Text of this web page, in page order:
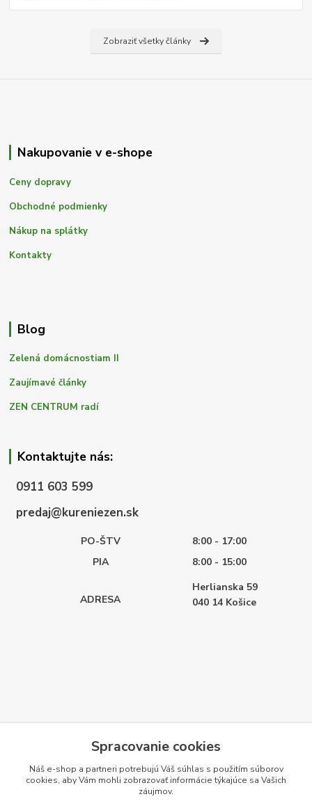
Zobraziť všetky články
Nakupovanie v e-shope
Ceny dopravy
Obchodné podmienky
Nákup na splátky
Kontakty
Blog
Zelená domácnostiam II
Zaujímavé články
ZEN CENTRUM radí
Kontaktujte nás:
0911 603 599
predaj@kureniezen.sk
PO-ŠTV
8:00 - 17:00
PIA
8:00 - 15:00
ADRESA
Herlianska 59
040 14 Košice
Spracovanie cookies
Náš e-shop a partneri potrebujú Váš súhlas s použitím súborov
cookies, aby Vám mohli zobrazovať informácie týkajúce sa Vašich
záujmov.